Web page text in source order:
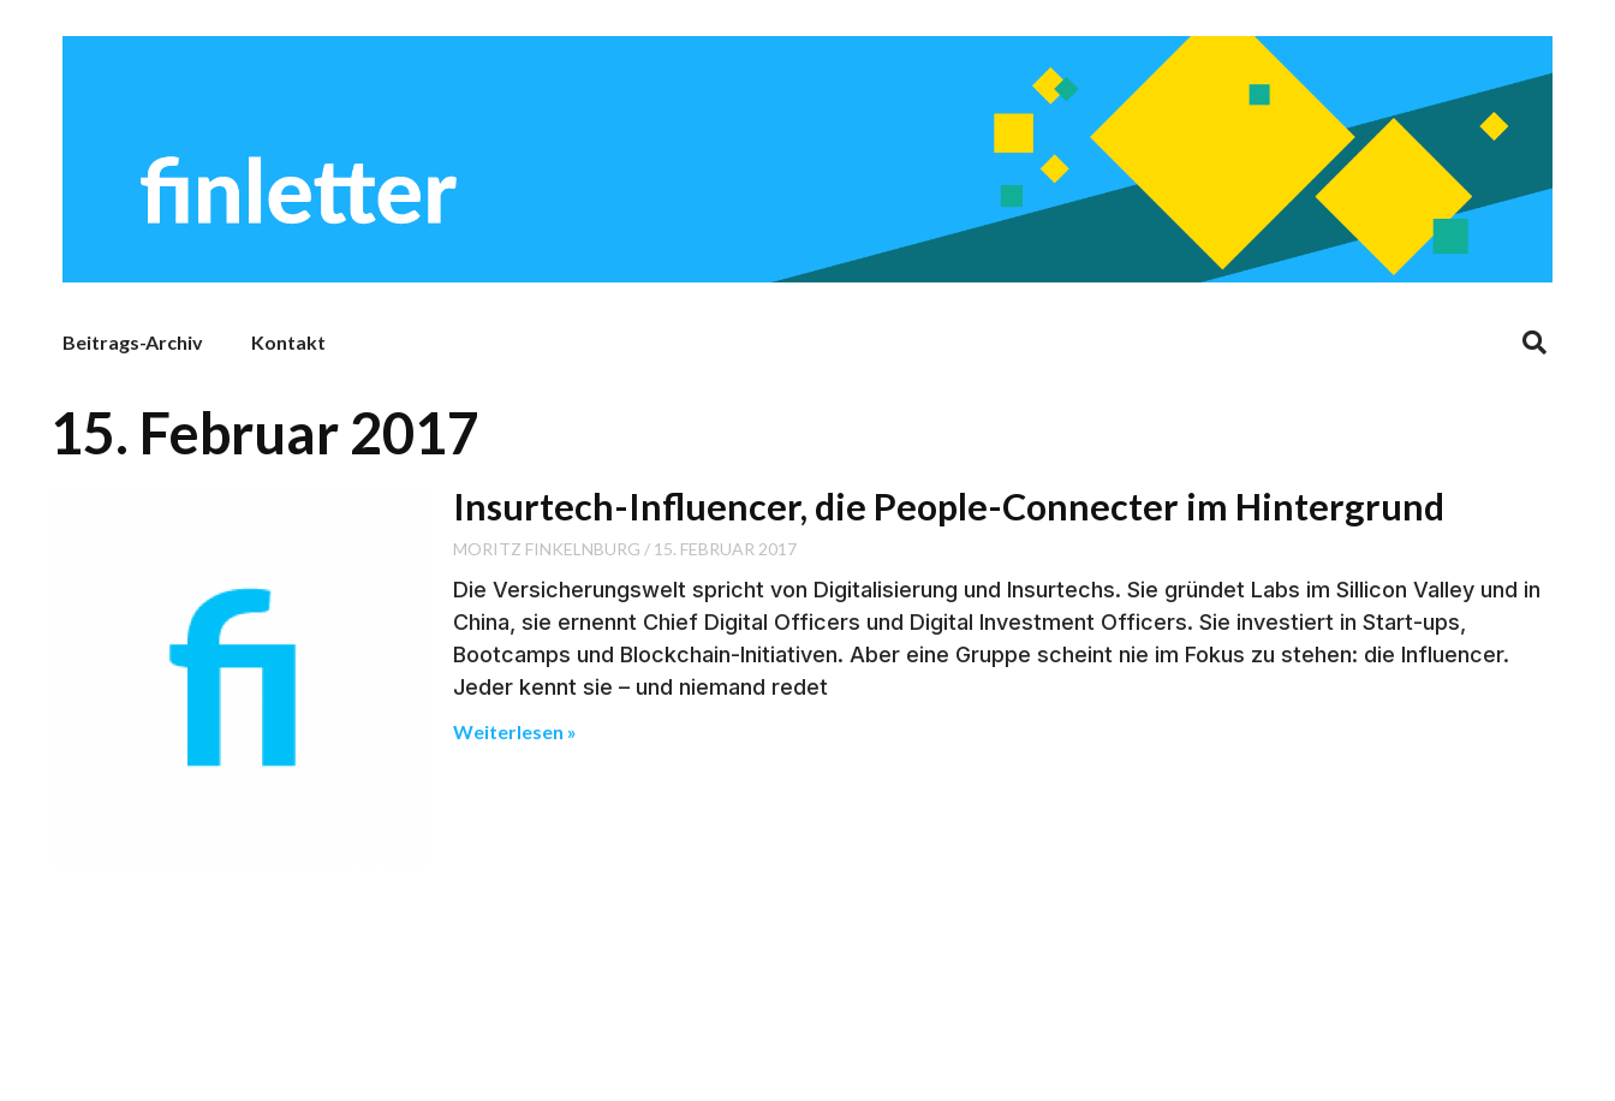
Beitrags-Archiv Kontakt
15. Februar 2017
Insurtech-Influencer, die People-Connecter im Hintergrund
MORITZ FINKELNBURG 15. FEBRUAR 2017
Die Versicherungswelt spricht von Digitalisierung und Insurtechs. Sie gründet Labs im Sillicon Valley und in
China, sie ernennt Chief Digital Officers und Digital Investment Officers. Sie investiert in Start-ups,
Bootcamps und Blockchain-Initiativen. Aber eine Gruppe scheint nie im Fokus zu stehen: die Influencer.
Jeder kennt sie – und niemand redet
Weiterlesen »